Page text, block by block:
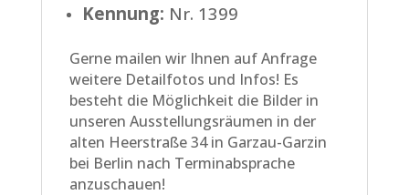
Kennung: Nr. 1399
Gerne mailen wir Ihnen auf Anfrage
weitere Detailfotos und Infos! Es
besteht die Möglichkeit die Bilder in
unseren Ausstellungsräumen in der
alten Heerstraße 34 in Garzau-Garzin
bei Berlin nach Terminabsprache
anzuschauen!